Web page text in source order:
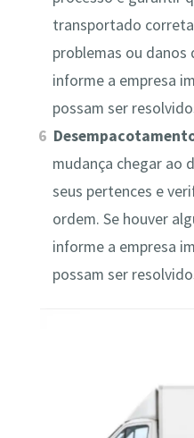
transportado
problemas ou
informe a empresa
possam ser
mudança chegar ao
seus pertences e
ordem. Se houver
informe a empresa
possam ser